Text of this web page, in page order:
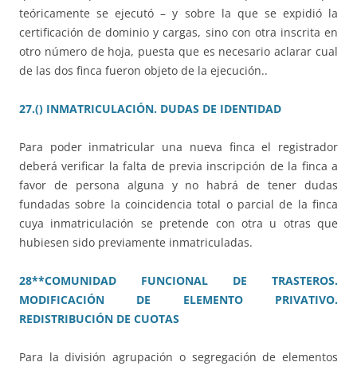
teóricamente se ejecutó – y sobre la que se expidió la
certificación de dominio y cargas, sino con otra inscrita en
otro número de hoja, puesta que es necesario aclarar cual
de las dos finca fueron objeto de la ejecución..
27.() INMATRICULACIÓN. DUDAS DE IDENTIDAD
Para poder inmatricular una nueva finca el registrador
deberá verificar la falta de previa inscripción de la finca a
favor de persona alguna y no habrá de tener dudas
fundadas sobre la coincidencia total o parcial de la finca
cuya inmatriculación se pretende con otra u otras que
hubiesen sido previamente inmatriculadas.
28**COMUNIDAD FUNCIONAL DE TRASTEROS.
MODIFICACIÓN DE ELEMENTO PRIVATIVO.
REDISTRIBUCIÓN DE CUOTAS
Para la división agrupación o segregación de elementos